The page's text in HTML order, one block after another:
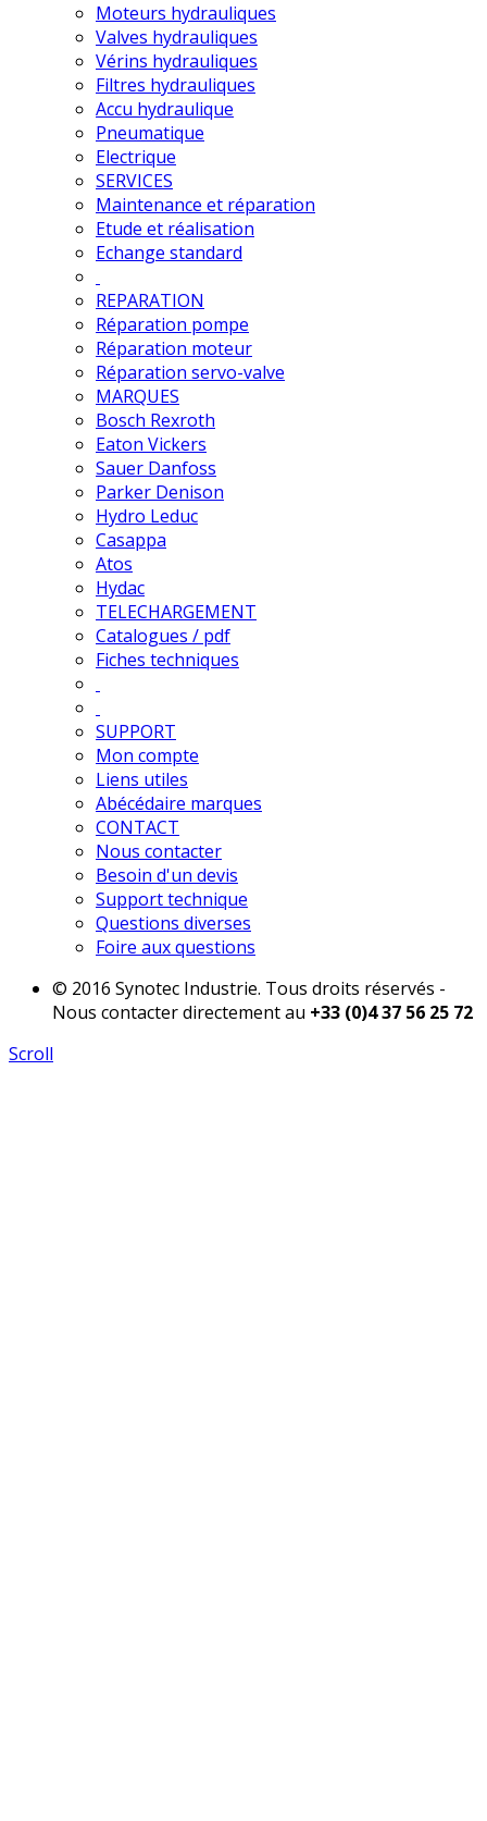
Moteurs hydrauliques
Valves hydrauliques
Vérins hydrauliques
Filtres hydrauliques
Accu hydraulique
Pneumatique
Electrique
SERVICES
Maintenance et réparation
Etude et réalisation
Echange standard
REPARATION
Réparation pompe
Réparation moteur
Réparation servo-valve
MARQUES
Bosch Rexroth
Eaton Vickers
Sauer Danfoss
Parker Denison
Hydro Leduc
Casappa
Atos
Hydac
TELECHARGEMENT
Catalogues / pdf
Fiches techniques
SUPPORT
Mon compte
Liens utiles
Abécédaire marques
CONTACT
Nous contacter
Besoin d'un devis
Support technique
Questions diverses
Foire aux questions
© 2016 Synotec Industrie. Tous droits réservés -
Nous contacter directement au +33 (0)4 37 56 25 72
Scroll